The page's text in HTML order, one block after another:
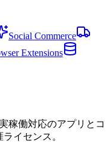
Social Commerce
Extensions
稼働対応のアプリとコ
イセンス。